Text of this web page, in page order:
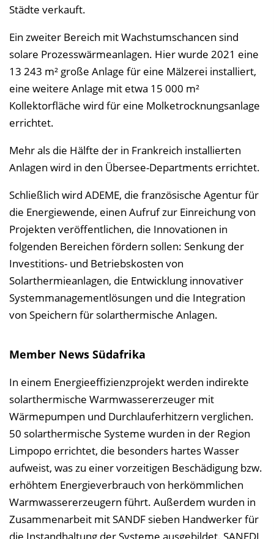
Städte verkauft.
Ein zweiter Bereich mit Wachstumschancen sind
solare Prozesswärmeanlagen. Hier wurde 2021 eine
13 243 m² große Anlage für eine Mälzerei installiert,
eine weitere Anlage mit etwa 15 000 m²
Kollektorfläche wird für eine Molketrocknungsanlage
errichtet.
Mehr als die Hälfte der in Frankreich installierten
Anlagen wird in den Übersee-Departments errichtet.
Schließlich wird ADEME, die französische Agentur für
die Energiewende, einen Aufruf zur Einreichung von
Projekten veröffentlichen, die Innovationen in
folgenden Bereichen fördern sollen: Senkung der
Investitions- und Betriebskosten von
Solarthermieanlagen, die Entwicklung innovativer
Systemmanagementlösungen und die Integration
von Speichern für solarthermische Anlagen.
Member News Südafrika
In einem Energieeffizienzprojekt werden indirekte
solarthermische Warmwassererzeuger mit
Wärmepumpen und Durchlauferhitzern verglichen.
50 solarthermische Systeme wurden in der Region
Limpopo errichtet, die besonders hartes Wasser
aufweist, was zu einer vorzeitigen Beschädigung bzw.
erhöhtem Energieverbrauch von herkömmlichen
Warmwassererzeugern führt. Außerdem wurden in
Zusammenarbeit mit SANDF sieben Handwerker für